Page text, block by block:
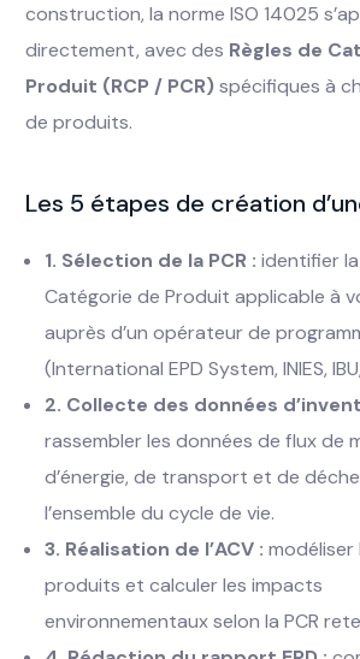
construction, la norme ISO 14025
directement, avec des Règles de
Produit (RCP / PCR)spécifiques à
de produits.
Les 5 étapes de création
1. Sélection de la PCR : identifier
Catégorie de Produit applicable à
auprès d’un opérateur de
(International EPD System, INIES,
2. Collecte des données
rassembler les données de flux de
d’énergie, de transport et de
l’ensemble du cycle de vie.
3. Réalisation de l’ACV : modéliser
produits et calculer les impacts
environnementaux selon la PCR